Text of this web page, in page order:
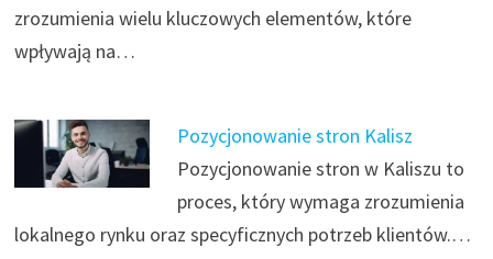
zrozumienia wielu kluczowych elementów, które
wpływają na…
Pozycjonowanie stron Kalisz
Pozycjonowanie stron w Kaliszu to
proces, który wymaga zrozumienia
lokalnego rynku oraz specyficznych potrzeb klientów.…